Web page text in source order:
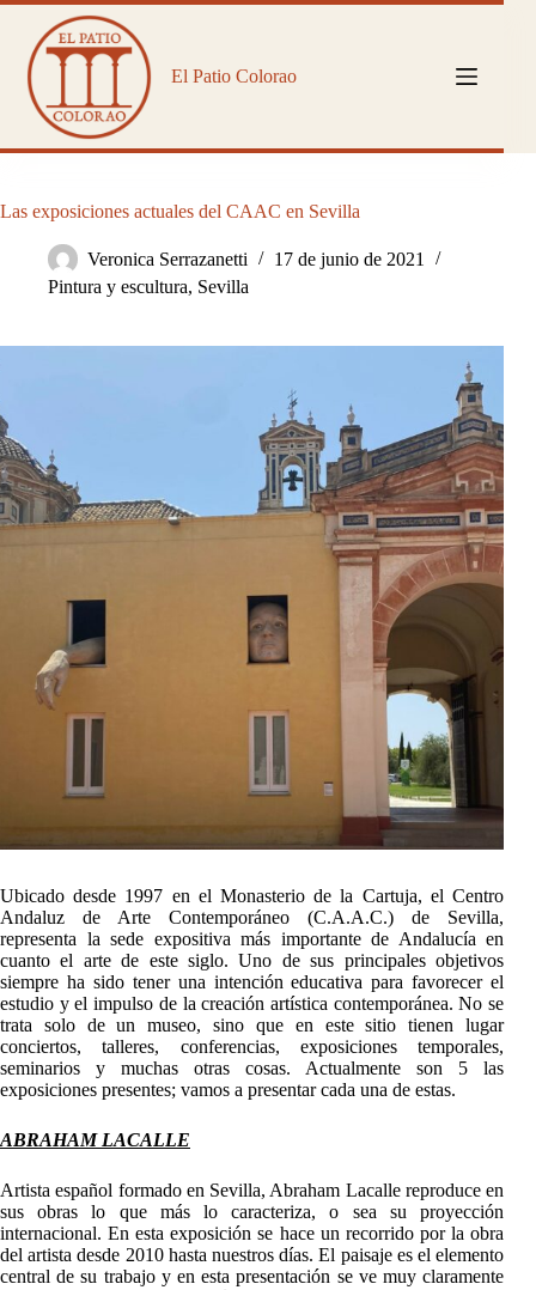
Saltar
contenido
El Patio Colorao
Las exposiciones actuales del CAAC en Sevilla
Veronica Serrazanetti
17 de junio de 2021
Pintura y escultura, Sevilla
Ubicado desde 1997 en el Monasterio de la Cartuja, el Centro
Andaluz de Arte Contemporáneo (C.A.A.C.) de Sevilla,
representa la sede expositiva más importante de Andalucía en
cuanto el arte de este siglo. Uno de sus principales objetivos
siempre ha sido tener una intención educativa para favorecer el
estudio y el impulso de la creación artística contemporánea. No se
trata solo de un museo, sino que en este sitio tienen lugar
conciertos, talleres, conferencias, exposiciones temporales,
seminarios y muchas otras cosas. Actualmente son 5 las
exposiciones presentes; vamos a presentar cada una de estas.
ABRAHAM LACALLE
Artista español formado en Sevilla, Abraham Lacalle reproduce en
sus obras lo que más lo caracteriza, o sea su proyección
internacional. En esta exposición se hace un recorrido por la obra
del artista desde 2010 hasta nuestros días. El paisaje es el elemento
central de su trabajo y en esta presentación se ve muy claramente